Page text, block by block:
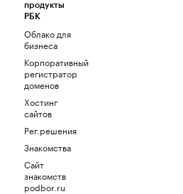
продукты
РБК
Облако для
бизнеса
Корпоративный
регистратор
доменов
Хостинг
сайтов
Рег.решения
Знакомства
Сайт
знакомств
podbor.ru